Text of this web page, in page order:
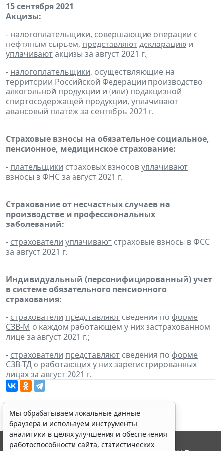
15 сентября 2021
Акцизы:
- налогоплательщики, совершающие операции с
нефтяным сырьем, представляютдекларацию и
уплачиваютакцизы за август 2021 г.;
- налогоплательщики, осуществляющие на
территории Российской Федерации производство
алкогольной продукции и (или) подакцизной
спиртосодержащей продукции, уплачивают
авансовый платеж за сентябрь 2021 г.
Страховые взносы на обязательное социальное,
пенсионное, медицинское страхование:
- плательщики страховых взносовуплачивают
взносы в ФНС за август 2021 г.
Страхование от несчастных случаев на
производстве и профессиональных
заболеваний:
- страхователи уплачивают страховые взносы в ФСС
за август 2021 г.
Индивидуальный (персонифицированный) учет
в системе обязательного пенсионного
страхования:
- страхователи представляют сведения по форме
СЗВ-М о каждом работающем у них застрахованном
лице за август 2021 г.;
- страхователи представляют сведения по форме
СЗВ-ТД о работающих у них зарегистрированных
лицах за август 2021 г.
Мы обрабатываем локальные данные
браузера и используем инструменты
аналитики в целях улучшения и обеспечения
работоспособности сайта, статистических